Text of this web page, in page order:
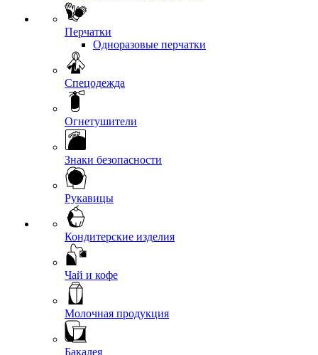
Перчатки
Одноразовые перчатки
Спецодежда
Огнетушители
Знаки безопасности
Рукавицы
Кондитерские изделия
Чай и кофе
Молочная продукция
Бакалея